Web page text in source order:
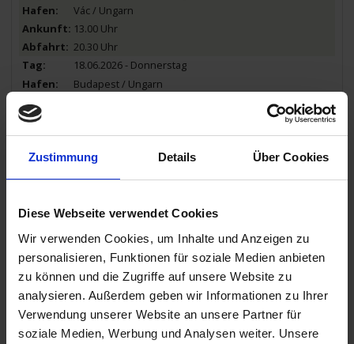
Zustimmung Details Über Cookies
Diese Webseite verwendet Cookies
Wir verwenden Cookies, um Inhalte und Anzeigen zu
personalisieren, Funktionen für soziale Medien anbieten
zu können und die Zugriffe auf unsere Website zu
analysieren. Außerdem geben wir Informationen zu Ihrer
Verwendung unserer Website an unsere Partner für
soziale Medien, Werbung und Analysen weiter. Unsere
Vác / Ungarn
13.00 Uhr
20.30 Uhr
18.06.2026 - Donnerstag
Budapest / Ungarn
19.06.2026 - Freitag
Budapest / Ungarn
20.06.2026 - Samstag
18.00 Uhr
21.06.2026 - Sonntag
Dürnstein / Österreich